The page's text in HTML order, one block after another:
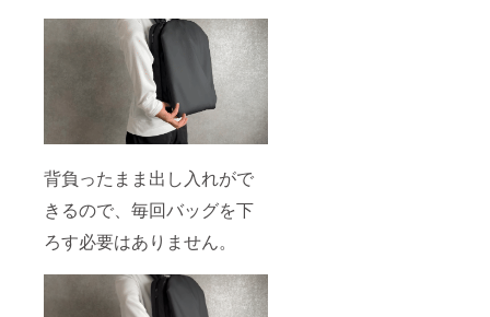
背負ったまま出し入れがで
きるので、毎回バッグを下
ろす必要はありません。